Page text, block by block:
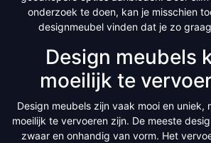
onderzoek te doen, kan je misschien
designmeubel vinden dat je zo
Design meubels
moeilijk te
Design meubels zijn vaak mooi en uniek,
moeilijk te vervoeren zijn. De meeste
zwaar en onhandig van vorm. Het